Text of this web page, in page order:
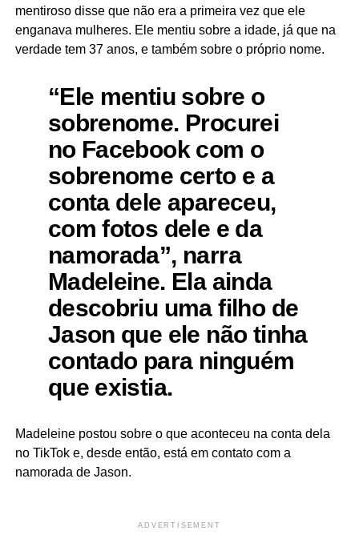
mentiroso disse que não era a primeira vez que ele
enganava mulheres. Ele mentiu sobre a idade, já que na
verdade tem 37 anos, e também sobre o próprio nome.
“Ele mentiu sobre o
sobrenome. Procurei
no Facebook com o
sobrenome certo e a
conta dele apareceu,
com fotos dele e da
namorada”, narra
Madeleine. Ela ainda
descobriu uma filho de
Jason que ele não tinha
contado para ninguém
que existia.
Madeleine postou sobre o que aconteceu na conta dela
no TikTok e, desde então, está em contato com a
namorada de Jason.
ADVERTISEMENT